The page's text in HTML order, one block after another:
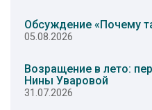
Обсуждение «Почему
05.08.2026
Возращение в лето:
Нины Уваровой
31.07.2026